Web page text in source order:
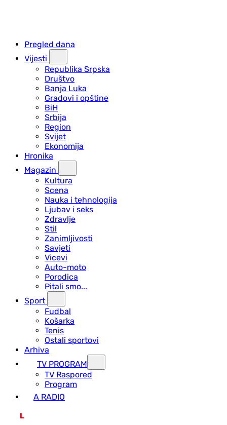
Pregled dana
Vijesti
Republika Srpska
Društvo
Banja Luka
Gradovi i opštine
BiH
Srbija
Region
Svijet
Ekonomija
Hronika
Magazin
Kultura
Scena
Nauka i tehnologija
Ljubav i seks
Zdravlje
Stil
Zanimljivosti
Savjeti
Vicevi
Auto-moto
Porodica
Pitali smo...
Sport
Fudbal
Košarka
Tenis
Ostali sportovi
Arhiva
TV PROGRAM
ТV Raspored
Program
A RADIO
L